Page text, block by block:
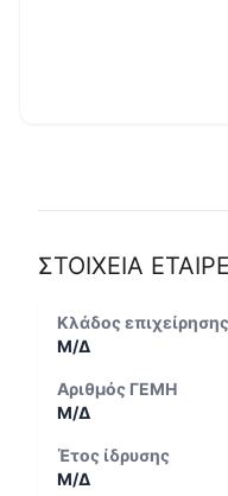
ΣΤΟΙΧΕΙΑ
Κλάδος επιχείρησης
Μ/Δ
Αριθμός ΓΕΜΗ
Μ/Δ
Έτος ίδρυσης
Μ/Δ